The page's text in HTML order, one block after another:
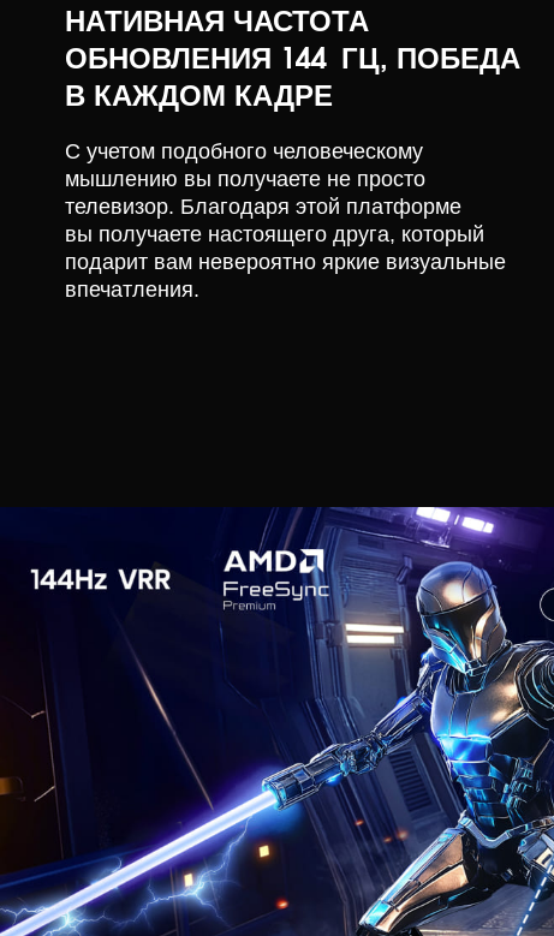
НАТИВНАЯ ЧАСТОТА
ОБНОВЛЕНИЯ 144 ГЦ, ПОБЕДА
В КАЖДОМ КАДРЕ
С учетом подобного человеческому
мышлению вы получаете не просто
телевизор. Благодаря этой платформе
вы получаете настоящего друга, который
подарит вам невероятно яркие визуальные
впечатления.